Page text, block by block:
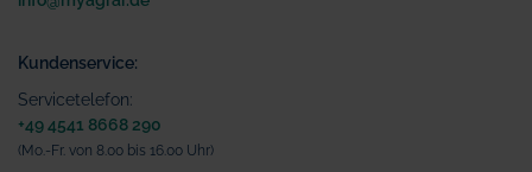
Kundenservice:
Servicetelefon:
+49 4541 8668 290
(Mo.-Fr. von 8.00 bis 16.00 Uhr)